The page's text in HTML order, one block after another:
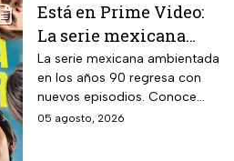
Está en Prime Video:
La serie mexicana
noventera de la que
todos están hablando
y que se ve en un fin
de semana
La serie mexicana ambientada
en los años 90 regresa con
nuevos episodios. Conoce
cuándo se estrena, qué
05 agosto, 2026